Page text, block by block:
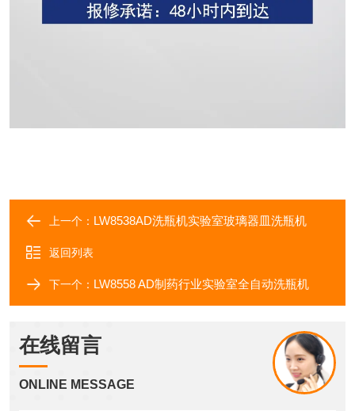
上一个： LW8538AD洗瓶机实验室玻璃器皿洗瓶机
返回列表
下一个： LW8558 AD制药行业实验室全自动洗瓶机
在线留言
ONLINE MESSAGE